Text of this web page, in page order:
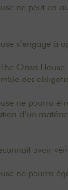
ne peut en
s’engage à
Oasis
des
ne pourra
d’un
avoir
ne pourra